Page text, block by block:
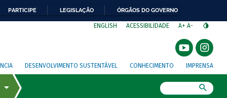
PARTICIPE LEGISLAÇÃO ÓRGÃOS DO GOVERNO
ENGLISH ACESSIBILIDADE A+ A-
DESENVOLVIMENTO SUSTENTÁVEL CONHECIMENTO IMPRENSA